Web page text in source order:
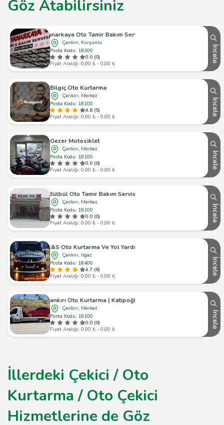
Göz Atabilirsiniz
Yanarkaya Oto Tamir Bakım Servisi
Çankırı, Kurşunlu
Posta Kodu: 18300
0.0 (0)
Fiyat Aralığı: 0,00 ₺ - 0,00 ₺
İncele
Bilgiç Oto Kurtarma
Çankırı, Merkez
Posta Kodu: 18100
4.8 (5)
Fiyat Aralığı: 0,00 ₺ - 0,00 ₺
İncele
Gezer Motosiklet
Çankırı, Merkez
Posta Kodu: 18100
0.0 (0)
Fiyat Aralığı: 0,00 ₺ - 0,00 ₺
İncele
Bülbül Oto Tamir Bakım Servisi
Çankırı, Merkez
Posta Kodu: 18100
0.0 (0)
Fiyat Aralığı: 0,00 ₺ - 0,00 ₺
İncele
K&S Oto Kurtarma Ve Yol Yardım
Çankırı, Ilgaz
Posta Kodu: 18400
4.7 (6)
Fiyat Aralığı: 0,00 ₺ - 0,00 ₺
İncele
Çankırı Oto Kurtarma ( Katipoğlu )
Çankırı, Merkez
Posta Kodu: 18100
0.0 (0)
Fiyat Aralığı: 0,00 ₺ - 0,00 ₺
İncele
İllerdeki Çekici / Oto
Kurtarma / Oto Çekici
Hizmetlerine de Göz